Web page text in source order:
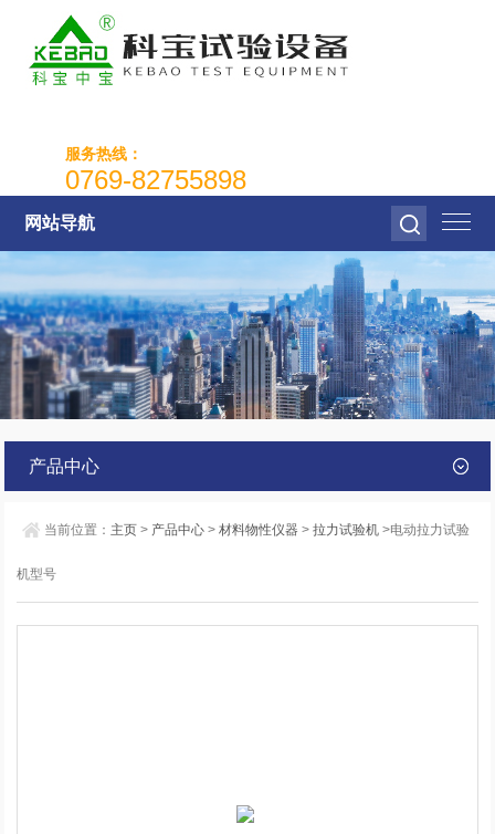
服务热线：
0769-82755898
网站导航
产品中心
当前位置： 主页 > 产品中心 >材料物性仪器 >拉力试验机 >电动拉力试验
机型号